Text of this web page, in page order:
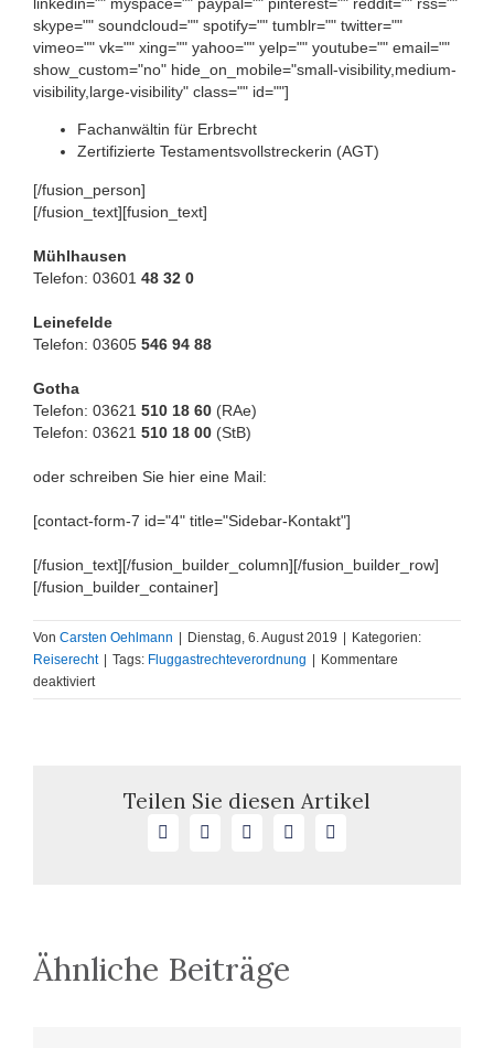
skype="" soundcloud="" spotify="" tumblr="" twitter=""
vimeo="" vk="" xing="" yahoo="" yelp="" youtube="" email=""
show_custom="no" hide_on_mobile="small-visibility,medium-
visibility,large-visibility" class="" id=""]
Fachanwältin für Erbrecht
Zertifizierte Testamentsvollstreckerin (AGT)
[/fusion_person]
[/fusion_text][fusion_text]
Mühlhausen
Telefon: 03601 48 32 0
Leinefelde
Telefon: 03605 546 94 88
Gotha
Telefon: 03621 510 18 60 (RAe)
Telefon: 03621 510 18 00 (StB)
oder schreiben Sie hier eine Mail:
[contact-form-7 id="4" title="Sidebar-Kontakt"]
[/fusion_text][/fusion_builder_column][/fusion_builder_row]
[/fusion_builder_container]
Von Carsten Oehlmann | Dienstag, 6. August 2019 | Kategorien:
Reiserecht | Tags: Fluggastrechteverordnung | Kommentare
deaktiviertfür
Ausgleichszahlungen
Recht
Teilen Sie diesen Artikel
Facebook LinkedInWhatsApp
Ähnliche Beiträge